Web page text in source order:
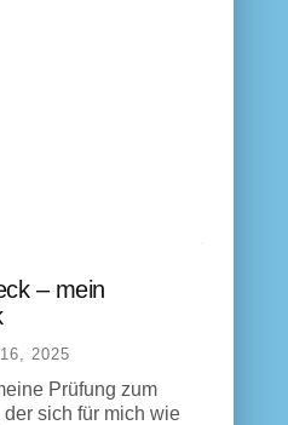
– mein
2025
Prüfung zum
sich für mich wie